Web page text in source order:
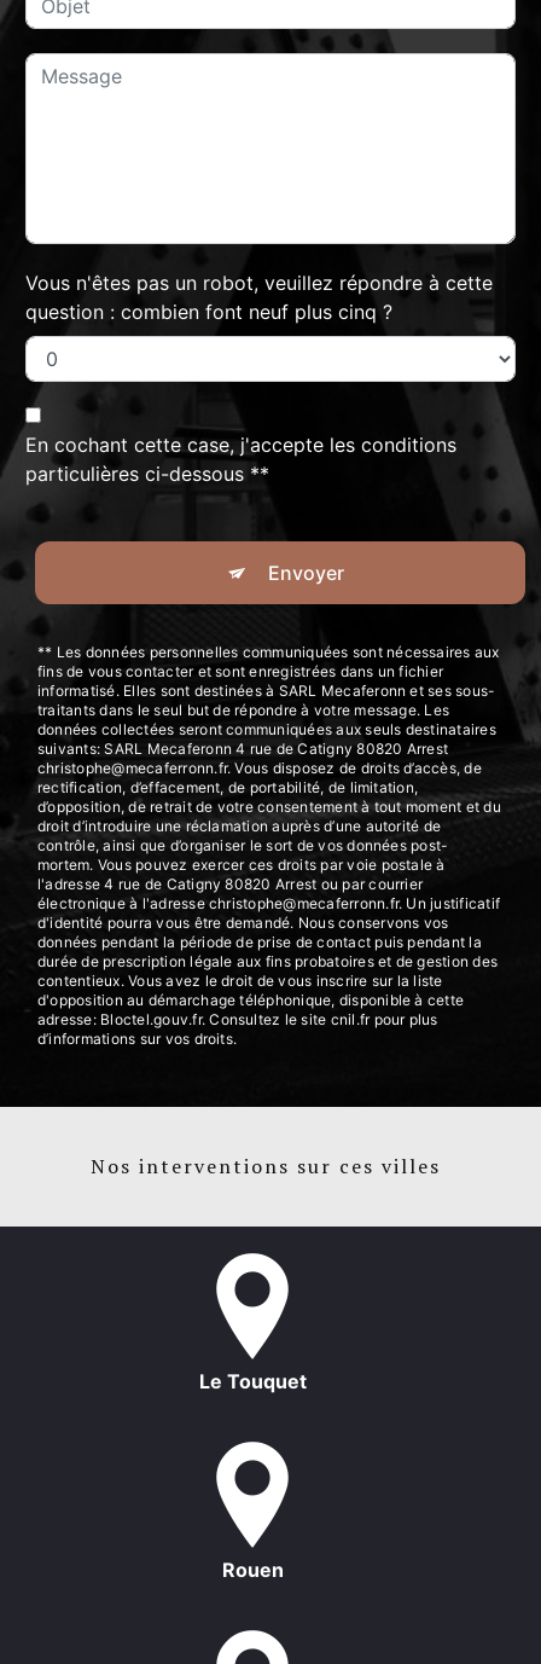
Vous n'êtes pas un robot, veuillez répondre à cette
question : combien font neuf plus cinq ?
En cochant cette case, j'accepte les conditions
particulières ci-dessous **
Envoyer
** Les données personnelles communiquées sont nécessaires aux
fins de vous contacter et sont enregistrées dans un fichier
informatisé. Elles sont destinées à SARL Mecaferonn et ses sous-
traitants dans le seul but de répondre à votre message. Les
données collectées seront communiquées aux seuls destinataires
suivants: SARL Mecaferonn 4 rue de Catigny 80820 Arrest
christophe@mecaferronn.fr. Vous disposez de droits d’accès, de
rectification, d’effacement, de portabilité, de limitation,
d’opposition, de retrait de votre consentement à tout moment et du
droit d’introduire une réclamation auprès d’une autorité de
contrôle, ainsi que d’organiser le sort de vos données post-
mortem. Vous pouvez exercer ces droits par voie postale à
l'adresse 4 rue de Catigny 80820 Arrest ou par courrier
électronique à l'adresse christophe@mecaferronn.fr. Un justificatif
d'identité pourra vous être demandé. Nous conservons vos
données pendant la période de prise de contact puis pendant la
durée de prescription légale aux fins probatoires et de gestion des
contentieux. Vous avez le droit de vous inscrire sur la liste
d'opposition au démarchage téléphonique, disponible à cette
adresse: Bloctel.gouv.fr. Consultez le site cnil.fr pour plus
d’informations sur vos droits.
Nos interventions sur ces villes
Le Touquet
Rouen